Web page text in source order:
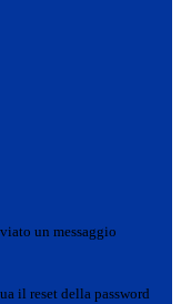
un messaggio
il reset della password